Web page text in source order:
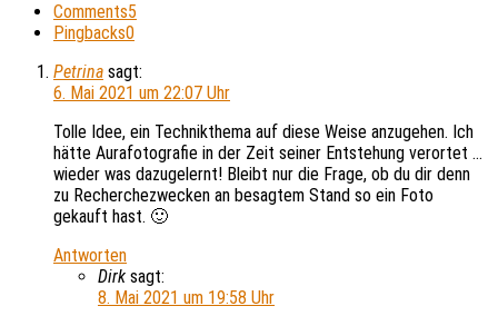
Comments5
Pingbacks0
Petrina sagt:
6. Mai 2021 um 22:07 Uhr
Tolle Idee, ein Technikthema auf diese Weise anzugehen. Ich
hätte Aurafotografie in der Zeit seiner Entstehung verortet …
wieder was dazugelernt! Bleibt nur die Frage, ob du dir denn
zu Recherchezwecken an besagtem Stand so ein Foto
gekauft hast. 🙂
Antworten
Dirk sagt:
8. Mai 2021 um 19:58 Uhr